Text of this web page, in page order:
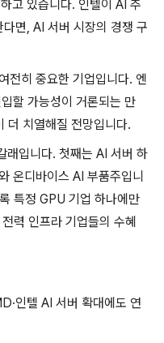
고 있습니다. 인텔이 AI 추
면, AI 서버 시장의 경쟁 구
전히 중요한 기업입니다. 엔
할 가능성이 거론되는 만
치열해질 전망입니다.
래입니다. 첫째는 AI 서버 하
온디바이스 AI 부품주입니
특정 GPU 기업 하나에만
력 인프라 기업들의 수혜
인텔 AI 서버 확대에도 연